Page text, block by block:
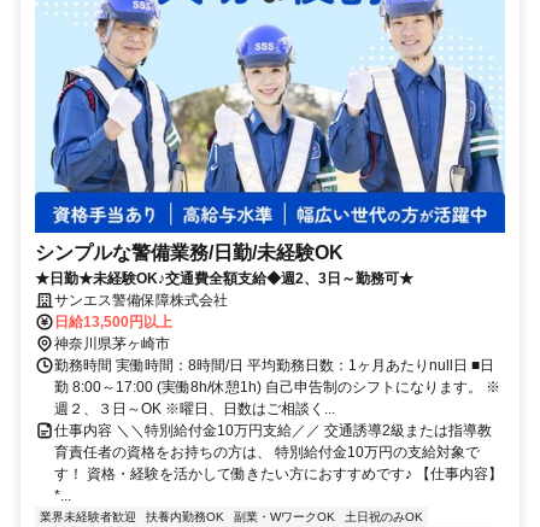
シンプルな警備業務/日勤/未経験OK
★日勤★未経験OK♪交通費全額支給◆週2、3日～勤務可★
サンエス警備保障株式会社
日給13,500円以上
神奈川県茅ヶ崎市
勤務時間 実働時間：8時間/日 平均勤務日数：1ヶ月あたりnull日 ■日
勤 8:00～17:00 (実働8h/休憩1h) 自己申告制のシフトになります。 ※
週２、３日～OK ※曜日、日数はご相談く...
仕事内容 ＼＼特別給付金10万円支給／／ 交通誘導2級または指導教
育責任者の資格をお持ちの方は、 特別給付金10万円の支給対象で
す！ 資格・経験を活かして働きたい方におすすめです♪ 【仕事内容】
*...
業界未経験者歓迎 扶養内勤務OK 副業・WワークOK
土日祝のみOK